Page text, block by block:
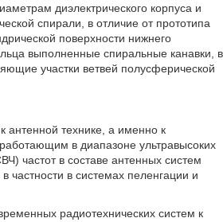
диэлектрического корпуса и
спирали, в отличие от прототипа
поверхности нижнего
выполненные спиральные канавки, в
участки ветвей полусферической
антенной технике, а именно к
в диапазоне ультравысоких
частот в составе антенных систем
частности в системах пеленгации и
радиотехнических систем к